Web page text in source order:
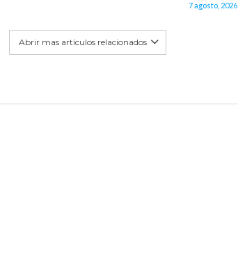
7 agosto, 2026
Abrir mas artículos relacionados